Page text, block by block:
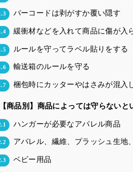
バーコードは剥がすか覆い隠す
緩衝材などを入れて商品に傷が入
ルールを守ってラベル貼りをする
輸送箱のルールを守る
梱包時にカッターやはさみが混入
【商品別】商品によっては守らない
ハンガーが必要なアパレル商品
アパレル、繊維、プラッシュ生地
ベビー用品